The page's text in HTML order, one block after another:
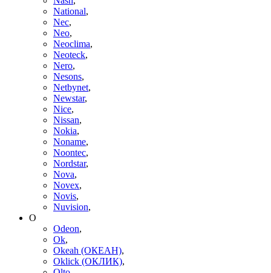
National,
Nec,
Neo,
Neoclima,
Neoteck,
Nero,
Nesons,
Netbynet,
Newstar,
Nice,
Nissan,
Nokia,
Noname,
Noontec,
Nordstar,
Nova,
Novex,
Novis,
Nuvision,
O
Odeon,
Ok,
Okeah (ОКЕАН),
Oklick (ОКЛИК),